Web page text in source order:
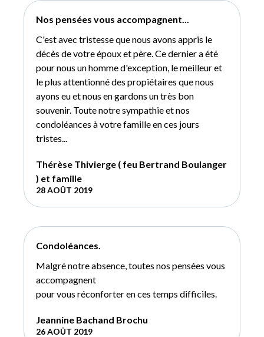
Nos pensées vous accompagnent...
C'est avec tristesse que nous avons appris le
décès de votre époux et père. Ce dernier a été
pour nous un homme d'exception, le meilleur et
le plus attentionné des propiétaires que nous
ayons eu et nous en gardons un très bon
souvenir. Toute notre sympathie et nos
condoléances à votre famille en ces jours
tristes...
Thérèse Thivierge ( feu Bertrand Boulanger
) et famille
28 AOÛT 2019
Condoléances.
Malgré notre absence, toutes nos pensées vous
accompagnent
pour vous réconforter en ces temps difficiles.
Jeannine Bachand Brochu
26 AOÛT 2019